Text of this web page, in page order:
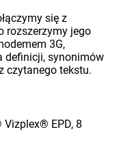
się z
rozszerzymy jego
3G,
definicji, synonimów
czytanego tekstu.
EPD, 8